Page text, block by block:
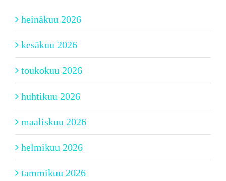
heinäkuu 2026
kesäkuu 2026
toukokuu 2026
huhtikuu 2026
maaliskuu 2026
helmikuu 2026
tammikuu 2026